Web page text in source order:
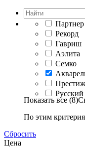
Партнер
Рекорд
Гавриш
Аэлита
Семко
Престиж
Русский
Показать все (8)
По этим
Сбросить
Цена